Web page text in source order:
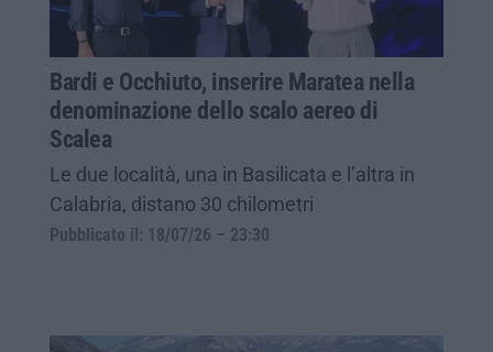
Bardi e Occhiuto, inserire Maratea nella
denominazione dello scalo aereo di
Scalea
Le due località, una in Basilicata e l’altra in
Calabria, distano 30 chilometri
Pubblicato il: 18/07/26 – 23:30